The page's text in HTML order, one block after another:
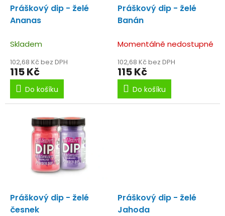
d
u
Práškový dip - želé
Ananas
Skladem
102,68 Kč bez DPH
115 Kč
Do košíku
Práškový dip - želé
Banán
Momentálně nedostupné
102,68 Kč bez DPH
115 Kč
Do košíku
Práškový dip - želé
česnek
Práškový dip - želé
Jahoda